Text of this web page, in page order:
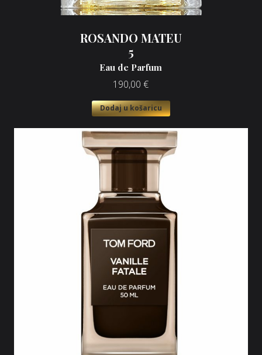
ROSANDO MATEU
5
Eau de Parfum
190,00 €
Dodaj u košaricu